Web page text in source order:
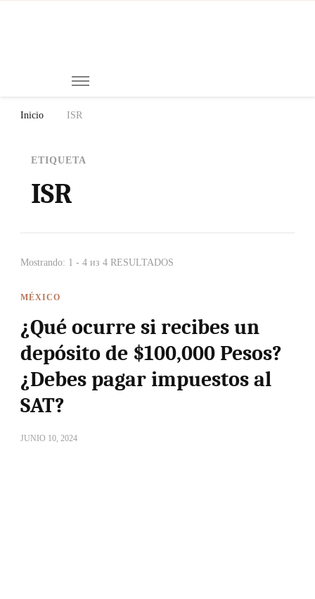
Inicio ISR
ETIQUETA
ISR
Mostrando: 1 - 4 из 4 RESULTADOS
MÉXICO
¿Qué ocurre si recibes un
depósito de $100,000 Pesos?
¿Debes pagar impuestos al
SAT?
JUNIO 10, 2024